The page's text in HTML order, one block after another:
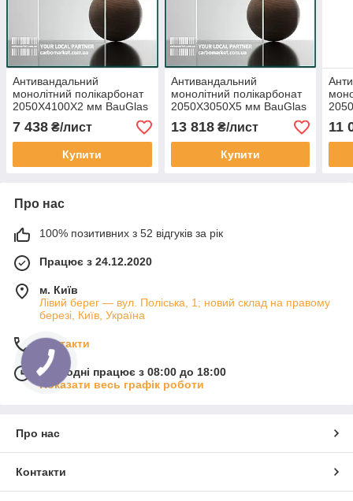
Антивандальний
монолітний полікарбонат
2050Х4100Х2 мм BauGlas
FSX Longlife 2UV
прозорий Сербія
7 438 ₴/лист
Купити
Антивандальний
монолітний полікарбонат
2050Х3050Х5 мм BauGlas
FSX Longlife 2UV
прозорий Сербія
13 818₴/лист
Купити
11
Про нас
100% позитивних з 52 відгуків за рік
Працює з 24.12.2020
м. Київ
Лівий берег — вул. Поліська, 1; новий склад на правому
березі, Київ, Україна
Контакти
Сьогодні працює з 08:00 до 18:00
Показати весь графік роботи
Про нас
Контакти